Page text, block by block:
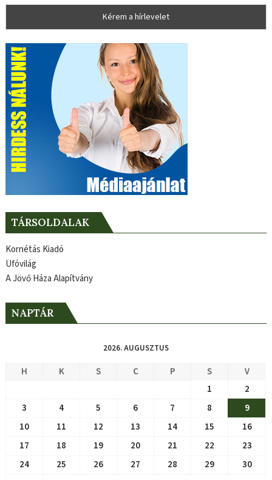
TÁRSOLDALAK
Kornétás Kiadó
Ufóvilág
A Jövő Háza Alapítvány
NAPTÁR
2026. AUGUSZTUS
H K S C P S
V
1
2
3
4 5 6 7 8
9
10
11 12 13 14 15
16
17
18 19 20 21 22
23
24
25 26 27 28 29
30